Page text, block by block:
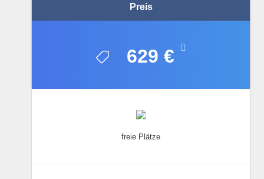
Preis
629 €
freie Plätze
t